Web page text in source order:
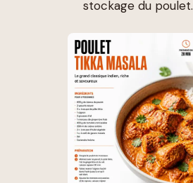
stockage du poulet.